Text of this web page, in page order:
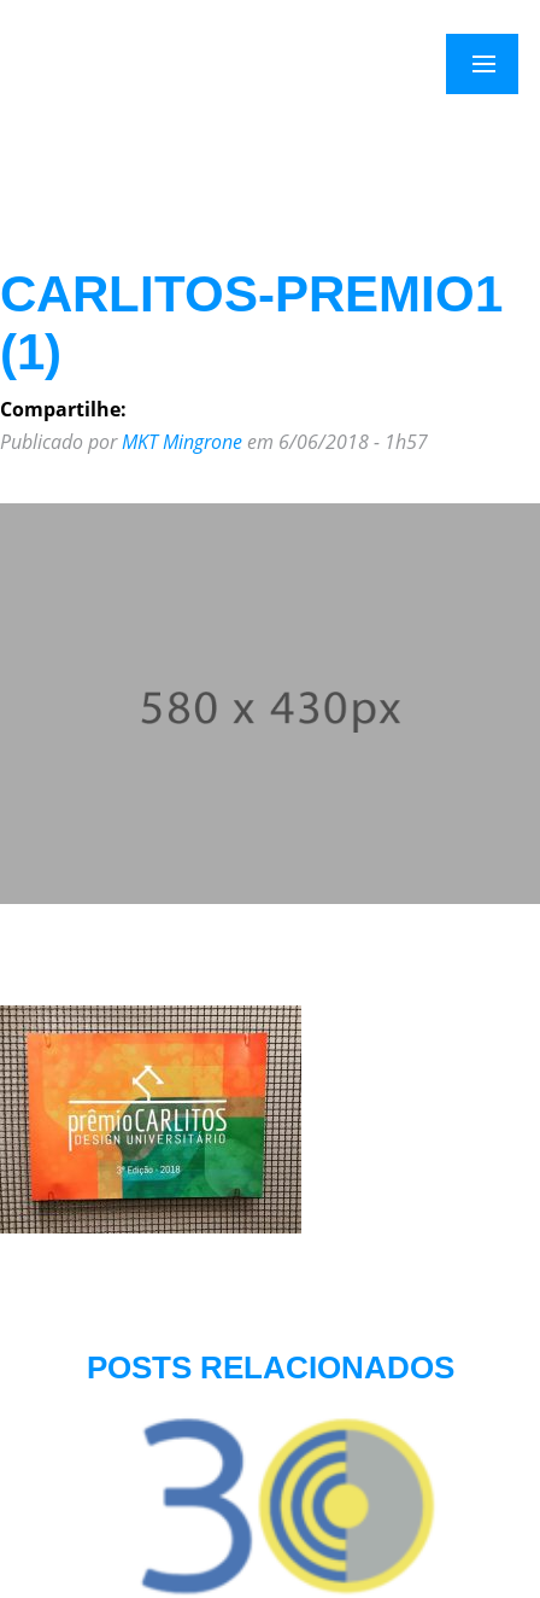
×
Menu
CARLITOS-PREMIO1
(1)
Compartilhe:
Publicado porMKT Mingrone em 6/06/2018 - 1h57
POSTS RELACIONADOS